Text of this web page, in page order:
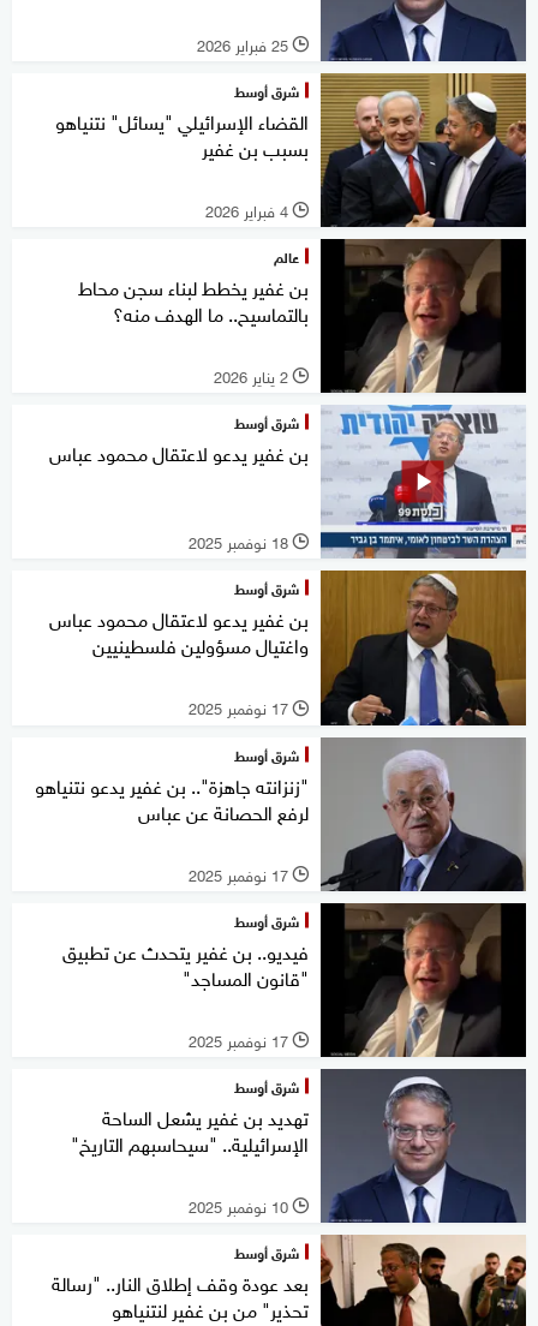
l 25 فبراير 2026
شرق أوسط
القضاء الإسرائيلي "يسائل" نتنياهو
بسبب بن غفير
l 4 فبراير 2026
عالم
بن غفير يخطط لبناء سجن محاط
بالتماسيح.. ما الهدف منه؟
l 2 يناير 2026
شرق أوسط
بن غفير يدعو لاعتقال محمود عباس
l 18 نوفمبر 2025
شرق أوسط
بن غفير يدعو لاعتقال محمود عباس
واغتيال مسؤولين فلسطينيين
l 17 نوفمبر 2025
شرق أوسط
"زنزانته جاهزة".. بن غفير يدعو نتنياهو
لرفع الحصانة عن عباس
l 17 نوفمبر 2025
شرق أوسط
فيديو.. بن غفير يتحدث عن تطبيق
"قانون المساجد"
l 17 نوفمبر 2025
شرق أوسط
تهديد بن غفير يشعل الساحة
الإسرائيلية.. "سيحاسبهم التاريخ"
l 10 نوفمبر 2025
شرق أوسط
بعد عودة وقف إطلاق النار.. "رسالة
تحذير" من بن غفير لنتنياهو